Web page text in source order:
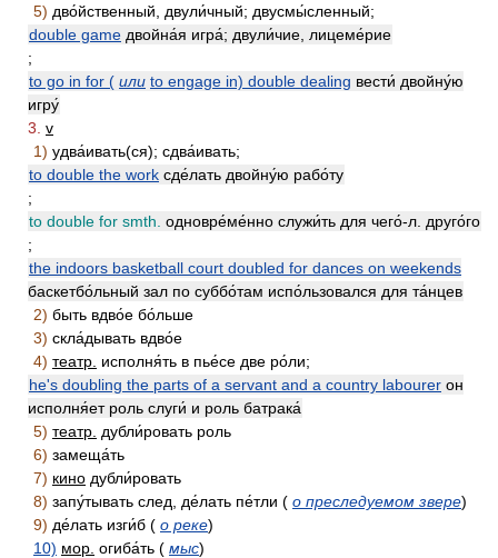
5) дво́йственный, двули́чный; двусмы́сленный;
double game двойна́я игра́; двули́чие, лицеме́рие
;
to go in for ( или to engage in) double dealing вести́ двойну́ю
игру́
3. v
1) удва́ивать(ся); сдва́ивать;
to double the work сде́лать двойну́ю рабо́ту
;
to double for smth. одновре́ме́нно служи́ть для чего́-л. друго́го
;
the indoors basketball court doubled for dances on weekends
баскетбо́льный зал по суббо́там испо́льзовался для та́нцев
2) быть вдво́е бо́льше
3) скла́дывать вдво́е
4) театр. исполня́ть в пье́се две ро́ли;
he's doubling the parts of a servant and a country labourer он
исполня́ет роль слуги́ и роль батрака́
5) театр. дубли́ровать роль
6) замеща́ть
7) кино дубли́ровать
8) запу́тывать след, де́лать пе́тли ( о преследуемом звере)
9) де́лать изги́б ( о реке)
10) мор. огиба́ть ( мыс)